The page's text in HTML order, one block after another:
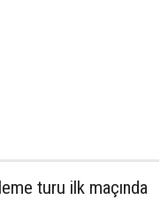
turu ilk maçında